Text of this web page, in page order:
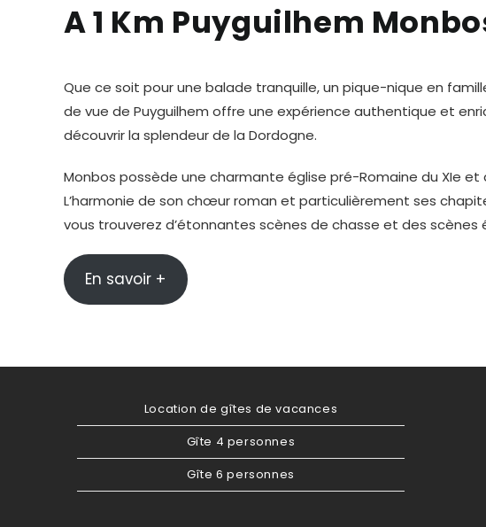
A 1 Km Puyguilhem
Que ce soit pour une balade tranquille, un pique-nique en
de vue de Puyguilhem offre une expérience authentique et
découvrir la splendeur de la Dordogne.
Monbos possède une charmante église pré-Romaine du XIe
L’harmonie de son chœur roman et particulièrement ses
vous trouverez d’étonnantes scènes de chasse et des
En savoir +
Location de gîtes de vacances
Gîte 4 personnes
Gîte 6 personnes